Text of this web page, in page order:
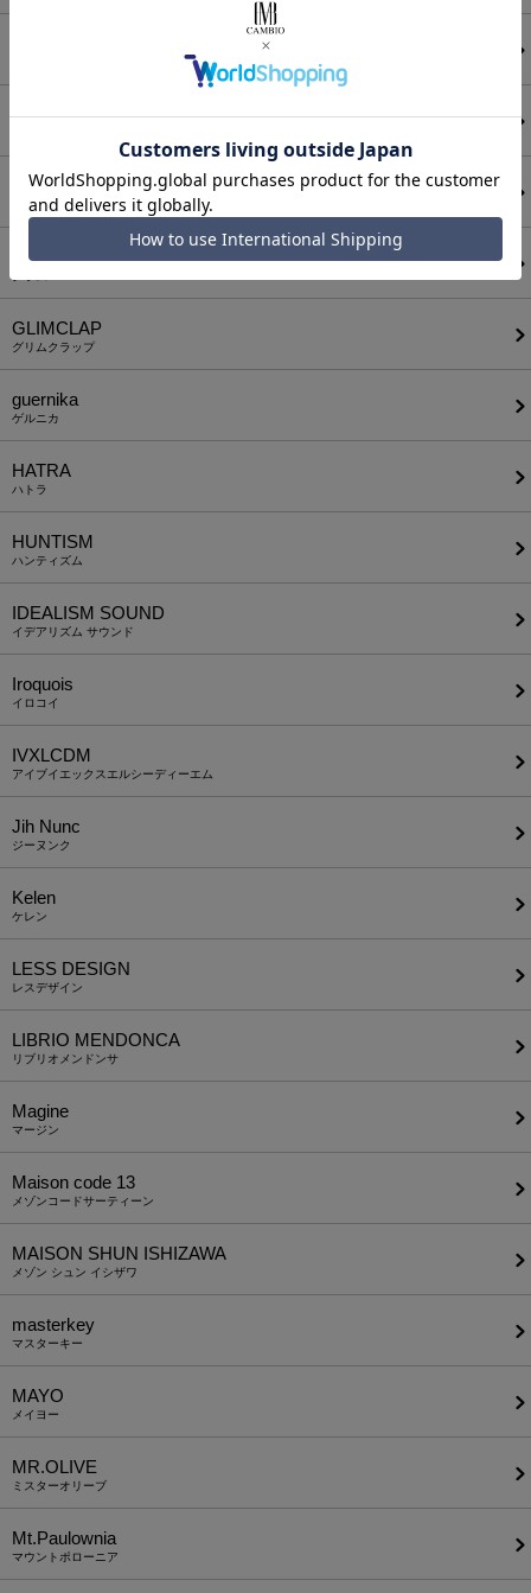
FIDELITY
FlexibleVisual SPCE
フレキシブル ヴィジュアル スペース
glamb
GLIMCLAP
グリムクラップ
guernika
ゲルニカ
HATRA
ハトラ
HUNTISM
ハンティズム
IDEALISM SOUND
イデアリズム サウンド
Iroquois
イロコイ
IVXLCDM
アイブイエックスエルシーディーエム
Jih Nunc
ジーヌンク
Kelen
ケレン
LESS DESIGN
レスデザイン
LIBRIO MENDONCA
リブリオメンドンサ
Magine
マージン
Maison code 13
メゾンコードサーティーン
MAISON SHUN ISHIZAWA
メゾン シュン イシザワ
masterkey
マスターキー
MAYO
メイヨー
MR.OLIVE
ミスターオリーブ
Mt.Paulownia
マウントポローニア